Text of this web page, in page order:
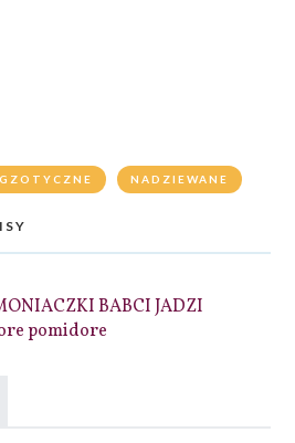
NADZIEWANE
BABCI JADZI
pomidore